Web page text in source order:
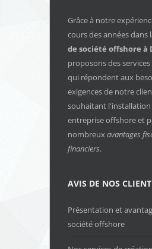
Grâce à notre
cours des années dans
de société offshore à
proposons des
qui répondent aux
exigences de notre
souhaitant
entreprise offshore et
nombreux avantages
financiers.
AVIS DE NOS CLIENT
Présentation et
société offshore